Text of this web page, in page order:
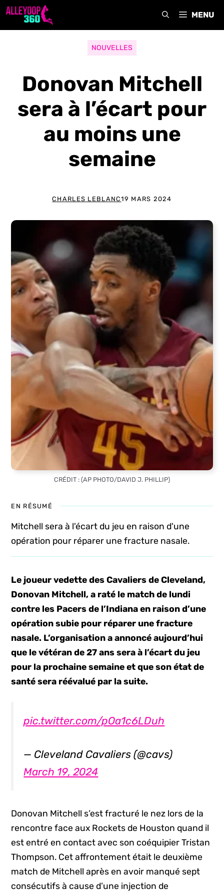
Aller
MENU
NOUVELLES
Donovan Mitchell
sera à l’écart pour
au moins une
semaine
CHARLES LEBLANC19 MARS 2024
CRÉDIT : (AP PHOTO/DAVID J. PHILLIP)
EN RÉSUMÉ
Mitchell sera à l'écart du jeu en raison d'une
opération pour réparer une fracture nasale.
Le joueur vedette des Cavaliers de Cleveland,
Donovan Mitchell, a raté le match de lundi
contre les Pacers de l’Indiana en raison d’une
opération subie pour réparer une fracture
nasale. L’organisation a annoncé aujourd’hui
que le vétéran de 27 ans sera à l’écart du jeu
pour la prochaine semaine et que son état de
santé sera réévalué par la suite.
pic.twitter.com/pOa1c6LDuh
— Cleveland Cavaliers (@cavs)
March 19, 2024
Donovan Mitchell s’est fracturé le nez lors de la
rencontre face aux Rockets de Houston quand il
est entré en contact avec son coéquipier Tristan
Thompson. Cet affrontement était le deuxième
match de Mitchell après en avoir manqué sept
consécutifs à cause d’une injection de